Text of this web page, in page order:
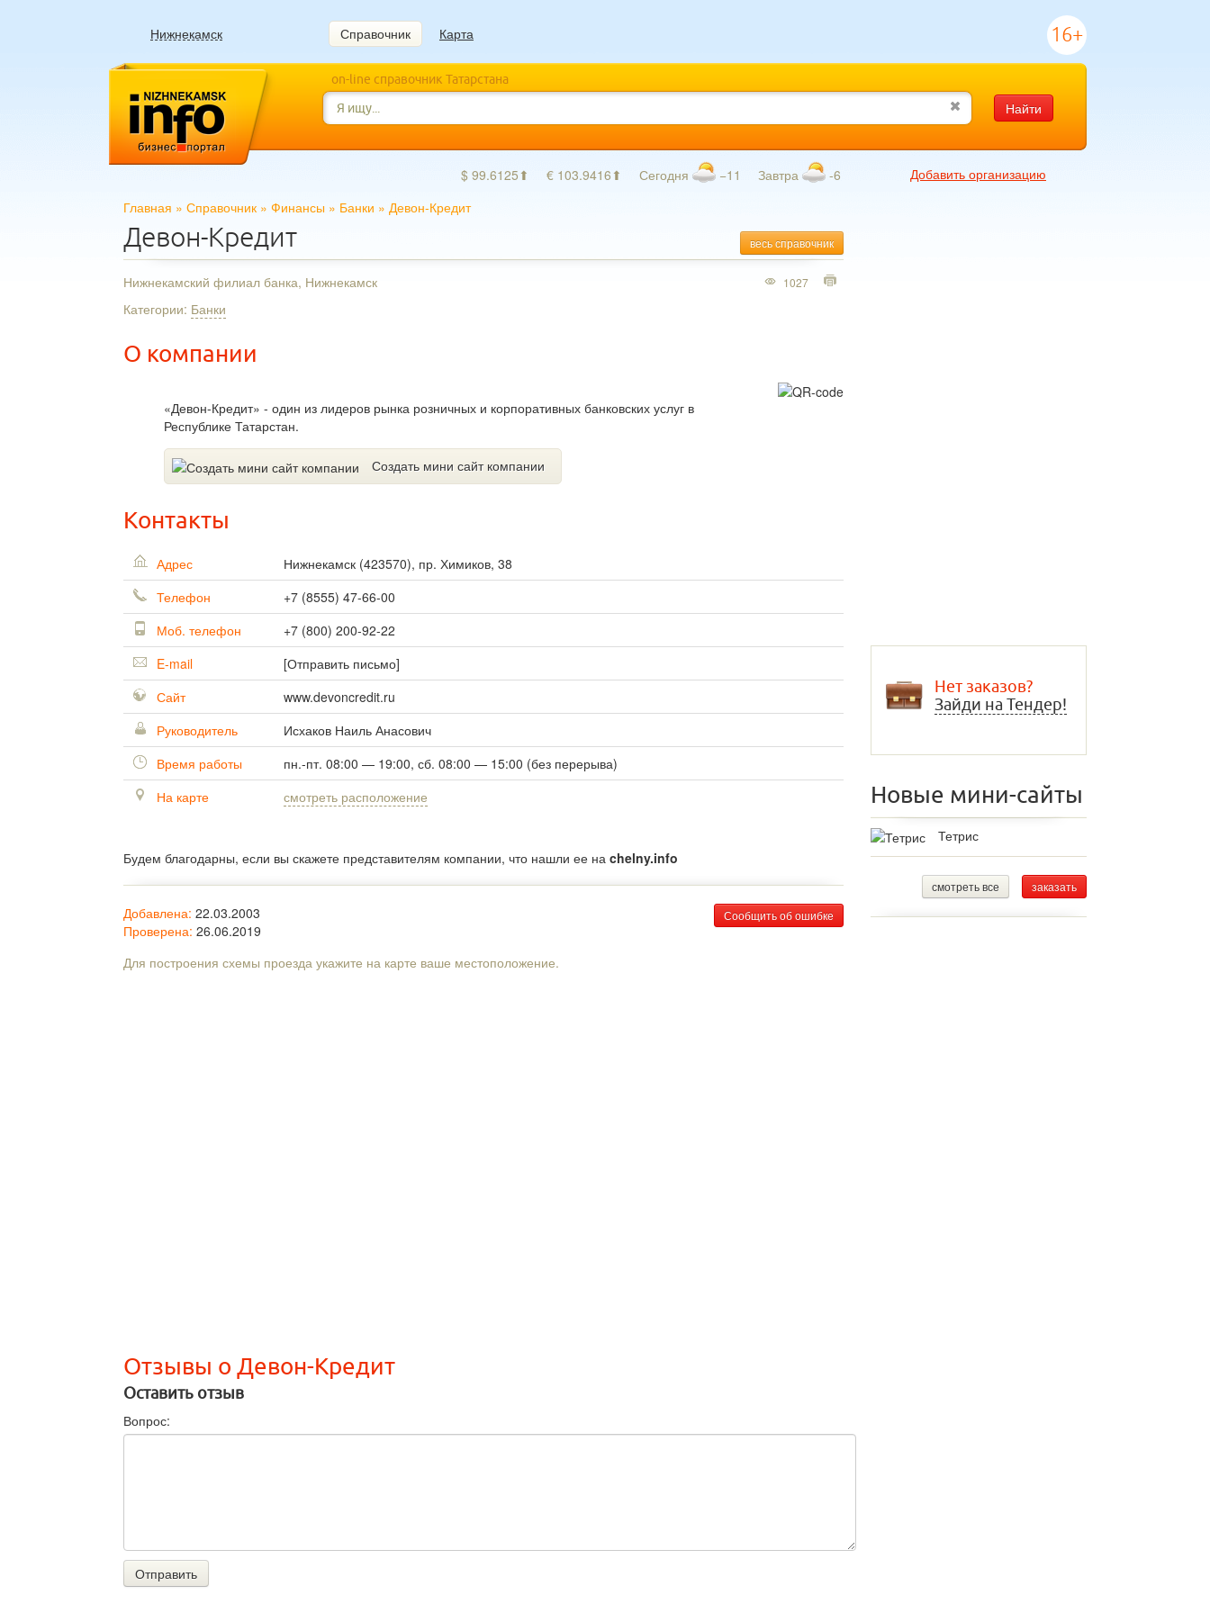
Нижнекамск Справочник Карта 16+
on-line справочник Татарстана
Найти
$ 99.6125⬆ € 103.9416⬆ Сегодня −11 Завтра -6
Добавить организацию
Главная » Справочник » Финансы » Банки » Девон-Кредит
весь справочник
Девон-Кредит
Нижнекамский филиал банка, Нижнекамск
Категории: Банки
О компании
«Девон-Кредит» - один из лидеров рынка розничных и корпоративных банковских услуг в
Республике Татарстан.
Создать мини сайт компании
1027
Контакты
Адрес Нижнекамск (423570), пр. Химиков, 38
Телефон
+7 (8555) 47-66-00
Моб. телефон
+7 (800) 200-92-22
E-mail
[Отправить письмо]
Сайт
www.devoncredit.ru
Руководитель
Исхаков Наиль Анасович
Время работы
пн.-пт. 08:00 — 19:00, сб. 08:00 — 15:00 (без перерыва)
На карте
смотреть расположение
Будем благодарны, если вы скажете представителям компании, что нашли ее на chelny.info
Сообщить об ошибке
Добавлена: 22.03.2003
Проверена: 26.06.2019
Для построения схемы проезда укажите на карте ваше местоположение.
Отзывы о Девон-Кредит
Оставить отзыв
Вопрос:
Отправить
Нет заказов?
Зайди на Тендер!
Новые мини-сайты
Тетрис
смотреть все заказать